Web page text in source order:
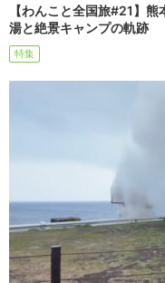
【わんこと全国旅#21】
湯と絶景キャンプの軌跡
特集